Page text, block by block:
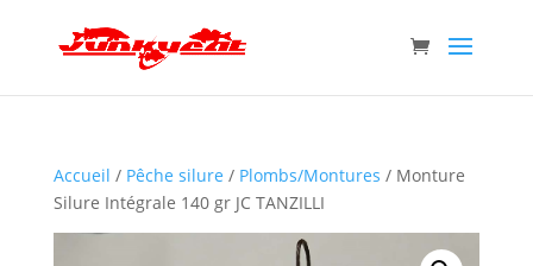
Accueil / Pêche silure / Plombs/Montures / Monture
Silure Intégrale 140 gr JC TANZILLI